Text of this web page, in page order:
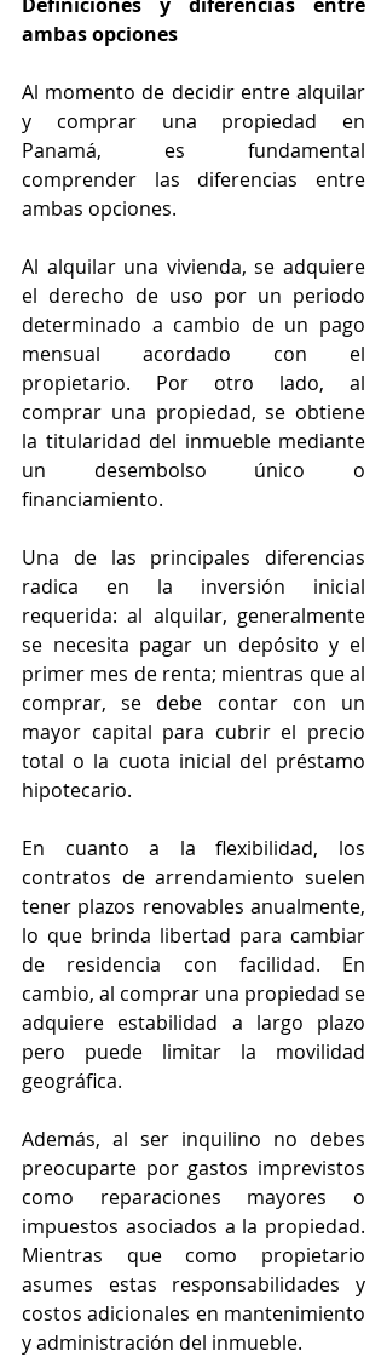
ambas opciones
Al momento de decidir entre alquilar
y comprar una propiedad en
Panamá, es fundamental
comprender las diferencias entre
ambas opciones.
Al alquilar una vivienda, se adquiere
el derecho de uso por un periodo
determinado a cambio de un pago
mensual acordado con el
propietario. Por otro lado, al
comprar una propiedad, se obtiene
la titularidad del inmueble mediante
un desembolso único o
financiamiento.
Una de las principales diferencias
radica en la inversión inicial
requerida: al alquilar, generalmente
se necesita pagar un depósito y el
primer mes de renta; mientras que al
comprar, se debe contar con un
mayor capital para cubrir el precio
total o la cuota inicial del préstamo
hipotecario.
En cuanto a la flexibilidad, los
contratos de arrendamiento suelen
tener plazos renovables anualmente,
lo que brinda libertad para cambiar
de residencia con facilidad. En
cambio, al comprar una propiedad se
adquiere estabilidad a largo plazo
pero puede limitar la movilidad
geográfica.
Además, al ser inquilino no debes
preocuparte por gastos imprevistos
como reparaciones mayores o
impuestos asociados a la propiedad.
Mientras que como propietario
asumes estas responsabilidades y
costos adicionales en mantenimiento
y administración del inmueble.